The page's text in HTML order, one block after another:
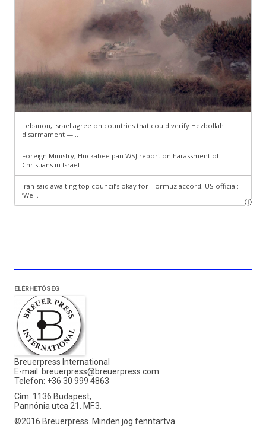
ELÉRHETŐSÉG
Breuerpress International
E-mail: breuerpress@breuerpress.com
Telefon: +36 30 999 4863
Cím: 1136 Budapest,
Pannónia utca 21. MF.3.
©2016 Breuerpress. Minden jog fenntartva.